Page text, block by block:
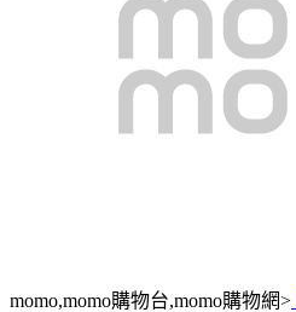
momo,momo購物台,momo購物網>